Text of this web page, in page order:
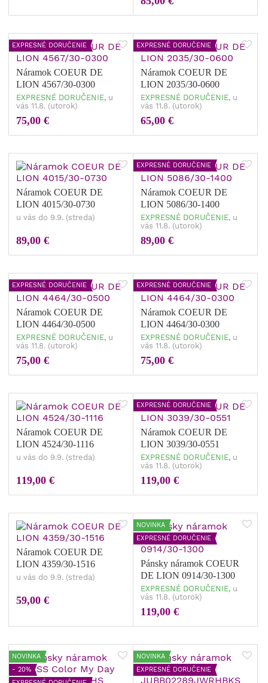
EXPRESNÉ DORUČENIE
Náramok COEUR DE
LION 4567/30-0300
EXPRESNÉ DORUČENIE, u
vás 11.8. (utorok)
75,00 €
EXPRESNÉ DORUČENIE
Náramok COEUR DE
LION 2035/30-0600
EXPRESNÉ DORUČENIE, u
vás 11.8. (utorok)
65,00 €
Náramok COEUR DE
LION 4015/30-0730
u vás do 9.9. (streda)
89,00 €
EXPRESNÉ DORUČENIE
Náramok COEUR DE
LION 5086/30-1400
EXPRESNÉ DORUČENIE, u
vás 11.8. (utorok)
89,00 €
EXPRESNÉ DORUČENIE
Náramok COEUR DE
LION 4464/30-0500
EXPRESNÉ DORUČENIE, u
vás 11.8. (utorok)
75,00 €
EXPRESNÉ DORUČENIE
Náramok COEUR DE
LION 4464/30-0300
EXPRESNÉ DORUČENIE, u
vás 11.8. (utorok)
75,00 €
Náramok COEUR DE
LION 4524/30-1116
u vás do 9.9. (streda)
119,00 €
EXPRESNÉ DORUČENIE
Náramok COEUR DE
LION 3039/30-0551
EXPRESNÉ DORUČENIE, u
vás 11.8. (utorok)
119,00 €
Náramok COEUR DE
LION 4359/30-1516
u vás do 9.9. (streda)
59,00 €
NOVINKA
EXPRESNÉ DORUČENIE
Pánsky náramok COEUR
DE LION 0914/30-1300
EXPRESNÉ DORUČENIE, u
vás 11.8. (utorok)
119,00 €
NOVINKA
- 20%
NOVINKA
EXPRESNÉ DORUČENIE